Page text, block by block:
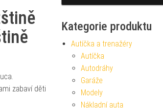
zabaví děti
Kategorie produktu
Autíčka a trenažéry
Autíčka
Autodráhy
Garáže
Modely
Nákladní auta